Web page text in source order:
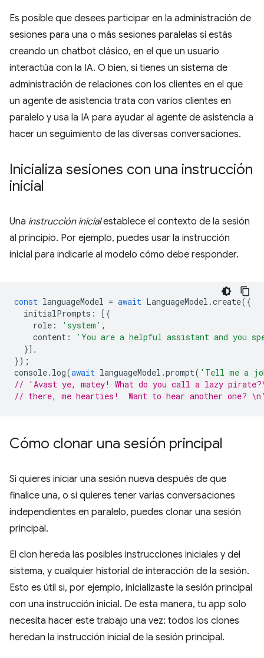
Es posible que desees participar en la administración de
sesiones para una o más sesiones paralelas si estás
creando un chatbot clásico, en el que un usuario
interactúa con la IA. O bien, si tienes un sistema de
administración de relaciones con los clientes en el que
un agente de asistencia trata con varios clientes en
paralelo y usa la IA para ayudar al agente de asistencia a
hacer un seguimiento de las diversas conversaciones.
Inicializa sesiones con una instrucción
inicial
Una instrucción inicialestablece el contexto de la sesión
al principio. Por ejemplo, puedes usar la instrucción
inicial para indicarle al modelo cómo debe responder.
const languageModel = await LanguageModel .create({
initialPrompts :
[{
role : 'system' ,
content :
'You are a helpful assistant and you
}],
});
console. log(await languageModel .prompt( 'Tell me a
// 'Avast ye, matey! What do you call a lazy
// there, me hearties!  Want to hear another one?
Cómo clonar una sesión principal
Si quieres iniciar una sesión nueva después de que
finalice una, o si quieres tener varias conversaciones
independientes en paralelo, puedes clonar una sesión
principal.
El clon hereda las posibles instrucciones iniciales y del
sistema, y cualquier historial de interacción de la sesión.
Esto es útil si, por ejemplo, inicializaste la sesión principal
con una instrucción inicial. De esta manera, tu app solo
necesita hacer este trabajo una vez: todos los clones
heredan la instrucción inicial de la sesión principal.